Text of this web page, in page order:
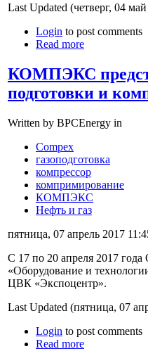
Last Updated (четверг, 04
Login to post comments
Read more
КОМПЭКС
подготовки и
Written by BPCEnergy in
Compex
газоподготовка
компрессор
компримирование
КОМПЭКС
Нефть и газ
пятница, 07 апрель 2017
С 17 по 20 апреля 2017
«Оборудование и
ЦВК «Экспоцентр».
Last Updated (пятница, 07
Login to post comments
Read more